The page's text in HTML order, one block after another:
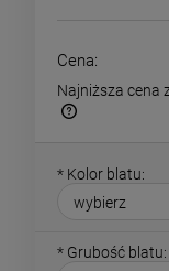
Cena:
Najniższa cena
cena od
się w
* Kolor blatu:
* Grubość blatu: